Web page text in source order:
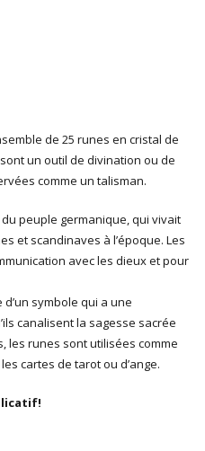
de 25 runes en cristal de
un outil de divination ou de
comme un talisman.
peuple germanique, qui vivait
et scandinaves à l’époque. Les
avec les dieux et pour
symbole qui a une
canalisent la sagesse sacrée
les runes sont utilisées comme
cartes de tarot ou d’ange.